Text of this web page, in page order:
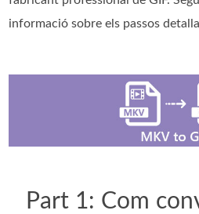
informació sobre els passos
Part 1: Com